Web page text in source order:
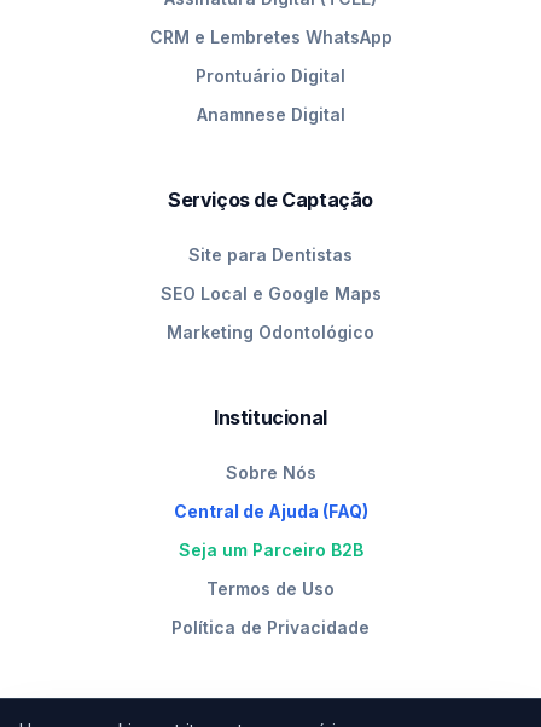
CRM e Lembretes WhatsApp
Prontuário Digital
Anamnese Digital
Serviços de Captação
Site para Dentistas
SEO Local e Google Maps
Marketing Odontológico
Institucional
Sobre Nós
Central de Ajuda (FAQ)
Seja um Parceiro B2B
Termos de Uso
Política de Privacidade